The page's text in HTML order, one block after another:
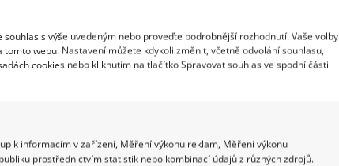
souhlas s výše uvedeným nebo proveďte podrobnější rozhodnutí. Vaše volby
tomto webu. Nastavení můžete kdykoli změnit, včetně odvolání souhlasu,
cookies nebo kliknutím na tlačítko Spravovat souhlas ve spodní části
k informacím v zařízení, Měření výkonu reklam, Měření výkonu
prostřednictvím statistik nebo kombinací údajů z různých zdrojů.
li vajíčko, ve kterých děťátko zcela leží,
0+, jež by mohly zpočátku být velké a
dítěti nejvyšší možnou ochranu
páteř – je vhodné dítě v této poloze